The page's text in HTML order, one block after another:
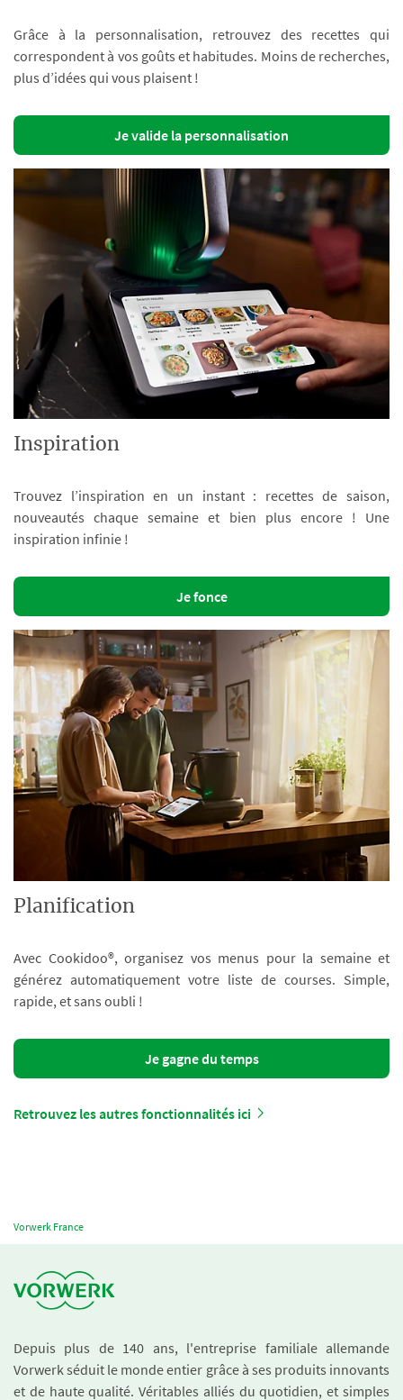
Grâce à la personnalisation, retrouvez des recettes qui
correspondent à vos goûts et habitudes. Moins de recherches,
plus d’idées qui vous plaisent !
Je valide la personnalisation
Inspiration
Trouvez l’inspiration en un instant : recettes de saison,
nouveautés chaque semaine et bien plus encore ! Une
inspiration infinie !
Je fonce
Planification
Avec Cookidoo®, organisez vos menus pour la semaine et
générez automatiquement votre liste de courses. Simple,
rapide, et sans oubli !
Je gagne du temps
Retrouvez les autres fonctionnalités ici
Vorwerk France
Depuis plus de 140 ans, l'entreprise familiale allemande
Vorwerk séduit le monde entier grâce à ses produits innovants
et de haute qualité. Véritables alliés du quotidien, et simples